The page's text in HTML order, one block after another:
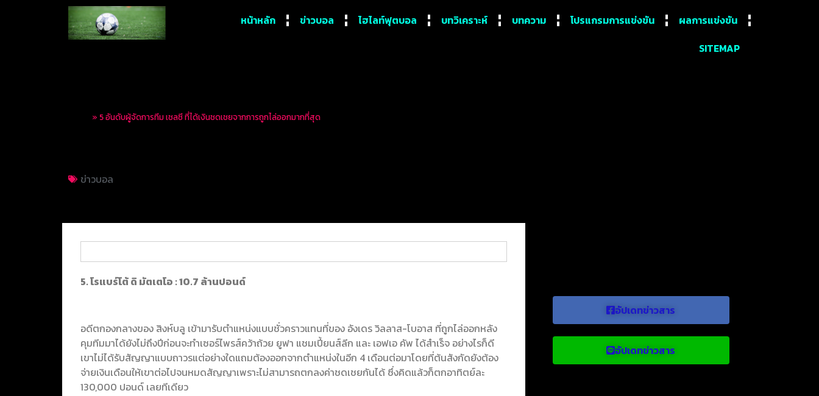
หน้าหลัก ข่าวบอล ไฮไลท์ฟุตบอล บทวิเคราะห์ บทความ โปรแกรมการแข่งขัน
ผลการแข่งขัน
SITEMAP
» 5 อันดับผู้จัดการทีม เชลซี ที่ได้เงินชดเชยจากการถูกไล่ออกมากที่สุด
ข่าวบอล
5. โรแบร์โต้ ดิ มัตเตโอ : 10.7 ล้านปอนด์
อดีตกองกลางของ สิงห์บลู เข้ามารับตำแหน่งแบบชั่วคราวแทนที่ของ อังเดร วิลลาส-โบอาส ที่ถูกไล่ออกหลัง
คุมทีมมาได้ยังไม่ถึงปีก่อนจะทำเซอร์ไพรส์คว้าถ้วย ยูฟา แชมเปี้ยนส์ลีก และ เอฟเอ คัพ ได้สำเร็จ อย่างไรก็ดี
เขาไม่ได้รับสัญญาแบบถาวรแต่อย่างใดแถมต้องออกจากตำแหน่งในอีก 4 เดือนต่อมาโดยที่ต้นสังกัดยังต้อง
จ่ายเงินเดือนให้เขาต่อไปจนหมดสัญญาเพราะไม่สามารถตกลงค่าชดเชยกันได้ ซึ่งคิดแล้วก็ตกอาทิตย์ละ
130,000 ปอนด์ เลยทีเดียว
อัปเดทข่าวสาร
อัปเดทข่าวสาร